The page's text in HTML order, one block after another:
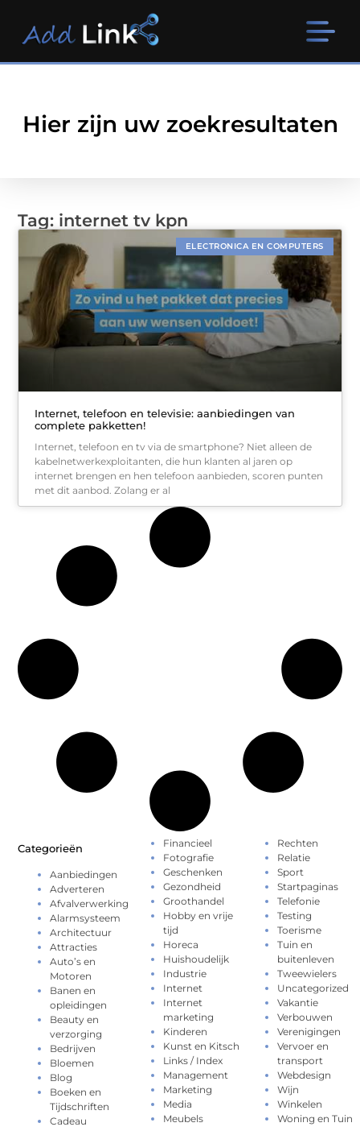
Hier zijn uw zoekresultaten
Tag: internet tv kpn
ELECTRONICA EN COMPUTERS
Internet, telefoon en televisie: aanbiedingen van
complete pakketten!
Internet, telefoon en tv via de smartphone? Niet alleen de
kabelnetwerkexploitanten, die hun klanten al jaren op
internet brengen en hen telefoon aanbieden, scoren punten
met dit aanbod. Zolang er al
Categorieën
Aanbiedingen
Adverteren
Afvalverwerking
Alarmsysteem
Architectuur
Attracties
Auto’s en
Motoren
Banen en
opleidingen
Beauty en
verzorging
Bedrijven
Bloemen
Blog
Boeken en
Tijdschriften
Cadeau
Financieel
Fotografie
Geschenken
Gezondheid
Groothandel
Hobby en vrije
tijd
Horeca
Huishoudelijk
Industrie
Internet
Internet
marketing
Kinderen
Kunst en Kitsch
Links / Index
Management
Marketing
Media
Meubels
Rechten
Relatie
Sport
Startpaginas
Telefonie
Testing
Toerisme
Tuin en
buitenleven
Tweewielers
Uncategorized
Vakantie
Verbouwen
Verenigingen
Vervoer en
transport
Webdesign
Wijn
Winkelen
Woning en Tuin